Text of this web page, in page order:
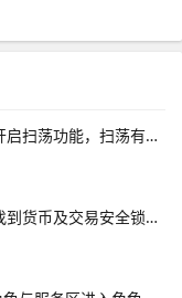
，每5层为一个层阶通关一层后开启扫荡功能，扫荡有次数和冷却时间限制征途2内测版太庙搬砖攻略太庙搬砖；一进入游戏 下载安装在手机中安装征途2手游选择区服打开游戏后，选择游戏区服，点击踏上征途创建角色选择角色性别，输
号，无需记忆多个；在征途2中找到货币及交易安全锁功能的操作步骤如下下载安装游戏使用安卓系统设备如s9+，下载并完成征途2的安装，点击游戏图标进入启动界面登录账号在